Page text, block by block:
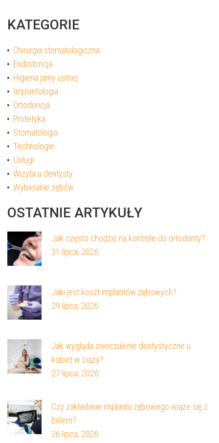
KATEGORIE
Chirurgia stomatologiczna
Endodoncja
Higiena jamy ustnej
Implantologia
Ortodoncja
Protetyka
Stomatologia
Technologie
Usługi
Wizyta u dentysty
Wybielanie zębów
OSTATNIE ARTYKUŁY
Jak często chodzić na kontrole do ortodonty?
31 lipca, 2026
Jaki jest koszt implantów zębowych?
29 lipca, 2026
Jak wygląda znieczulenie dentystyczne u
kobiet w ciąży?
27 lipca, 2026
Czy zakładanie implantu zębowego wiąże się z
bólem?
26 lipca, 2026